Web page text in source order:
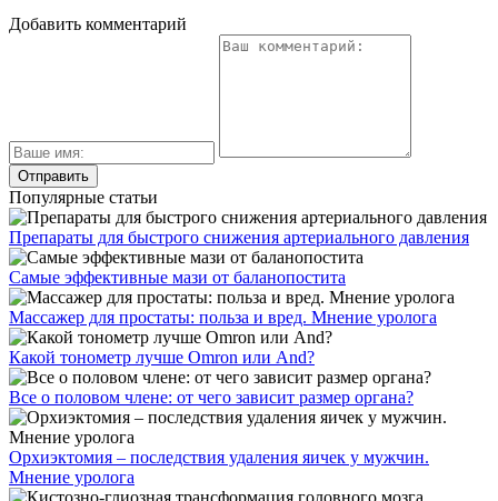
Добавить комментарий
Популярные статьи
Препараты для быстрого снижения артериального давления
Самые эффективные мази от баланопостита
Массажер для простаты: польза и вред. Мнение уролога
Какой тонометр лучше Omron или And?
Все о половом члене: от чего зависит размер органа?
Орхиэктомия – последствия удаления яичек у мужчин.
Мнение уролога